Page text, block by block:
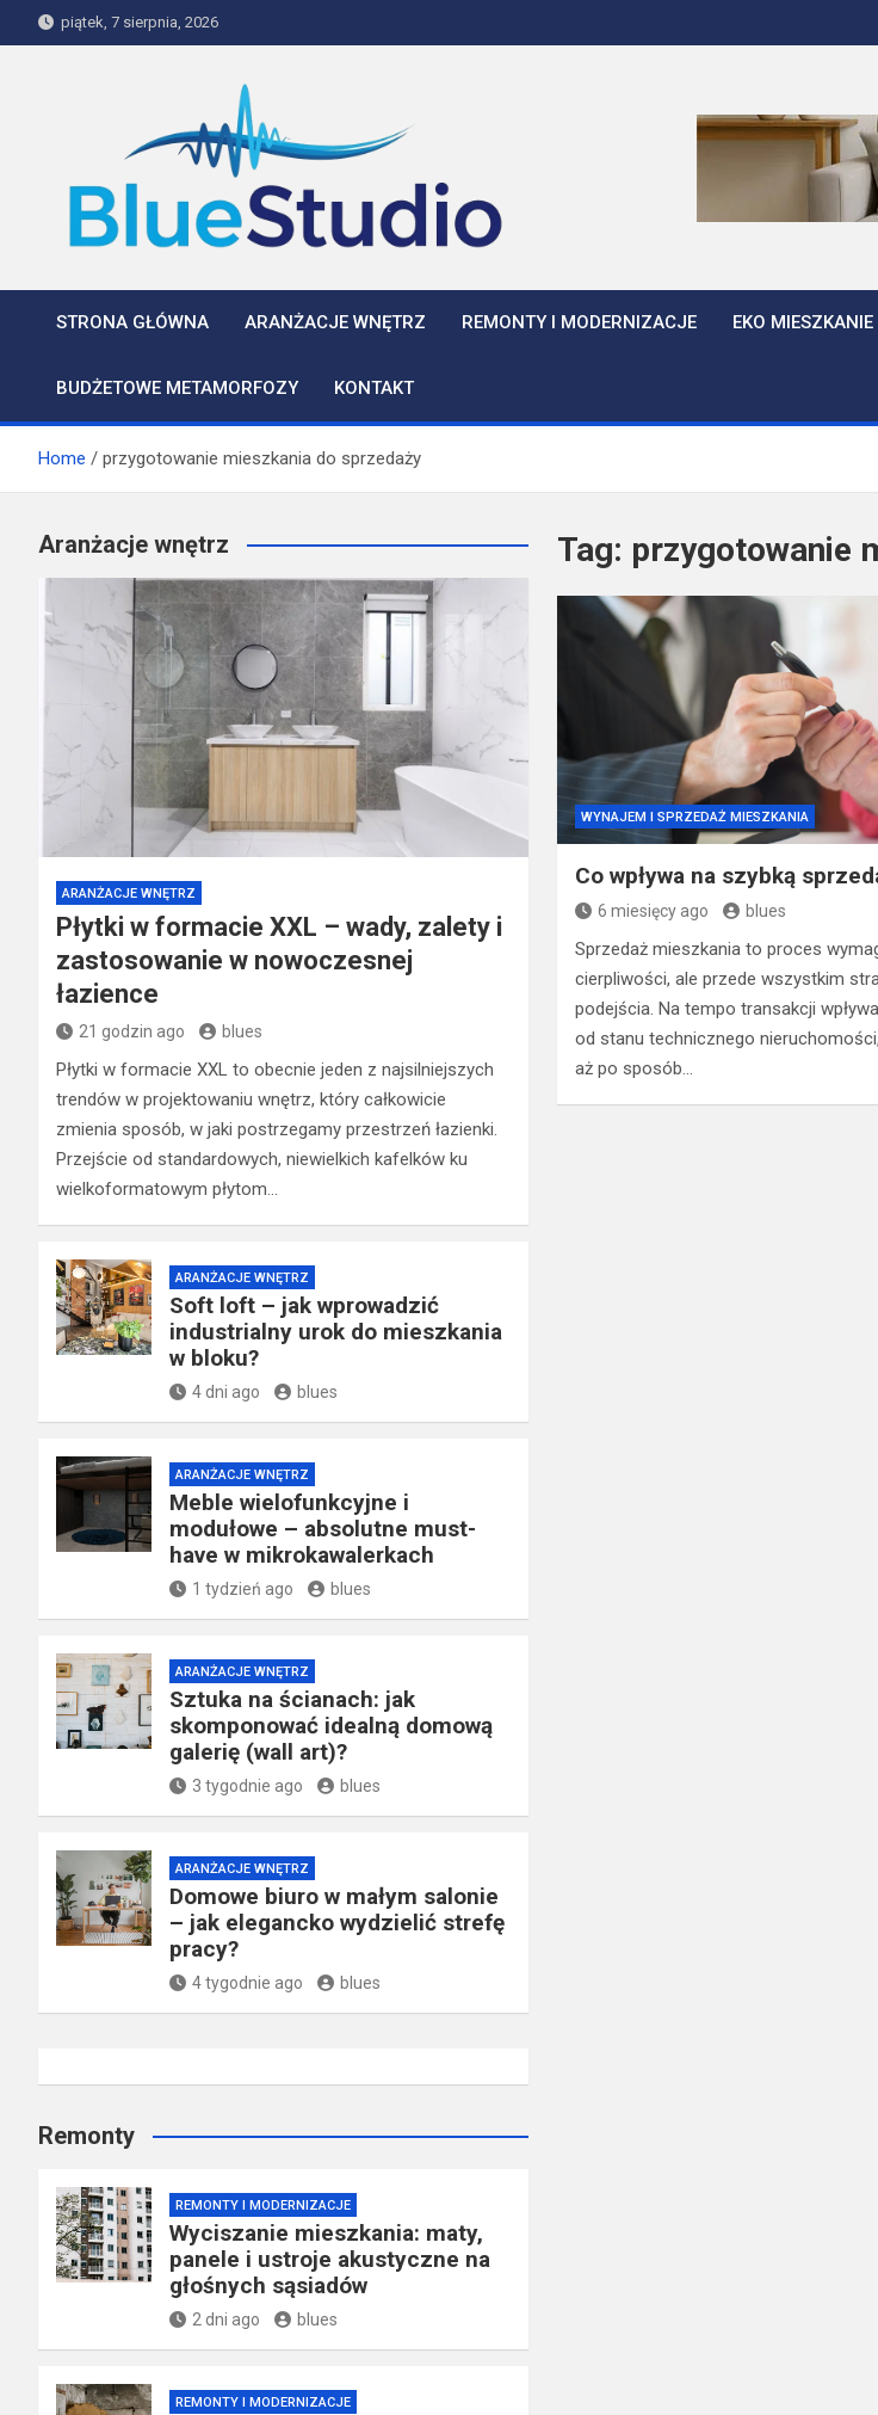
to
piątek, 7 sierpnia, 2026
BlueStudio
STRONA GŁÓWNA ARANŻACJE WNĘTRZ REMONTY I MODERNIZACJE EKO MIESZKANIE
BUDŻETOWE METAMORFOZY KONTAKT
Home przygotowanie mieszkania do sprzedaży
Tag: przygotowanie
WYNAJEM I SPRZEDAŻ MIESZKANIA
Co wpływa na szybką
6 miesięcy ago blues
Sprzedaż mieszkania to proces
cierpliwości, ale przede wszystkim
podejścia. Na tempo transakcji
od stanu technicznego
aż po sposób…
Aranżacje wnętrz
ARANŻACJE WNĘTRZ
Płytki w formacie XXL – wady, zalety i
zastosowanie w nowoczesnej
łazience
21 godzin ago blues
Płytki w formacie XXL to obecnie jeden z najsilniejszych
trendów w projektowaniu wnętrz, który całkowicie
zmienia sposób, w jaki postrzegamy przestrzeń łazienki.
Przejście od standardowych, niewielkich kafelków ku
wielkoformatowym płytom…
ARANŻACJE WNĘTRZ
Soft loft – jak wprowadzić
industrialny urok do mieszkania
w bloku?
4 dni ago blues
ARANŻACJE WNĘTRZ
Meble wielofunkcyjne i
modułowe – absolutne must-
have w mikrokawalerkach
1 tydzień ago blues
ARANŻACJE WNĘTRZ
Sztuka na ścianach: jak
skomponować idealną domową
galerię (wall art)?
3 tygodnie ago blues
ARANŻACJE WNĘTRZ
Domowe biuro w małym salonie
– jak elegancko wydzielić strefę
pracy?
4 tygodnie ago blues
Remonty
REMONTY I MODERNIZACJE
Wyciszanie mieszkania: maty,
panele i ustroje akustyczne na
głośnych sąsiadów
2 dni ago blues
REMONTY I MODERNIZACJE